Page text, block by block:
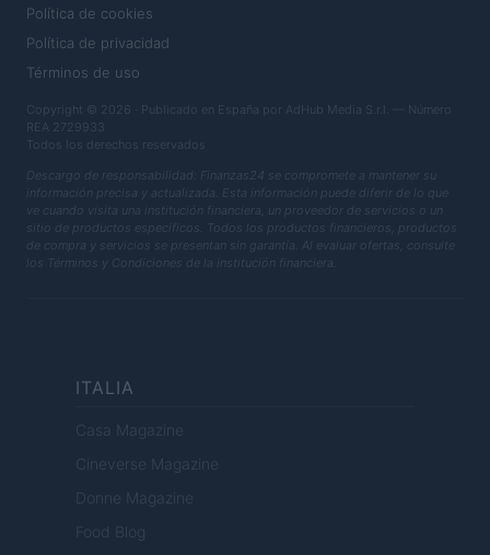
Política de cookies
Política de privacidad
Términos de uso
Copyright © 2026 · Publicado en España por AdHub Media S.r.l. — Número
REA 2729933
Todos los derechos reservados
Descargo de responsabilidad: Finanzas24 se compromete a mantener su
información precisa y actualizada. Esta información puede diferir de lo que
ve cuando visita una institución financiera, un proveedor de servicios o un
sitio de productos específicos. Todos los productos financieros, productos
de compra y servicios se presentan sin garantía. Al evaluar ofertas, consulte
los Términos y Condiciones de la institución financiera.
ITALIA
Casa Magazine
Cineverse Magazine
Donne Magazine
Food Blog